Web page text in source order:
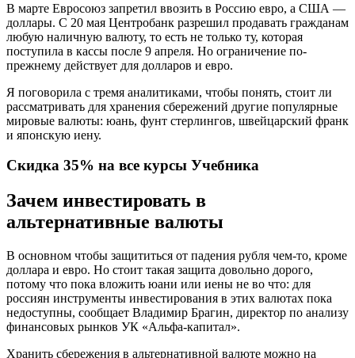
В марте Евросоюз запретил ввозить в Россию евро, а США —
доллары. С 20 мая Центробанк разрешил продавать гражданам
любую наличную валюту, то есть не только ту, которая
поступила в кассы после 9 апреля. Но ограничение по-
прежнему действует для долларов и евро.
Я поговорила с тремя аналитиками, чтобы понять, стоит ли
рассматривать для хранения сбережений другие популярные
мировые валюты: юань, фунт стерлингов, швейцарский франк
и японскую иену.
Скидка 35% на все курсы Учебника
Зачем инвестировать в
альтернативные валюты
В основном чтобы защититься от падения рубля чем-то, кроме
доллара и евро. Но стоит такая защита довольно дорого,
потому что пока вложить юани или иены не во что: для
россиян инструменты инвестирования в этих валютах пока
недоступны, сообщает Владимир Брагин, директор по анализу
финансовых рынков УК «Альфа-капитал».
Хранить сбережения в альтернативной валюте можно на